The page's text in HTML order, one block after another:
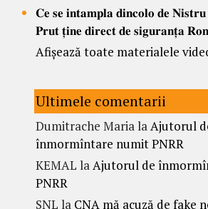
𝐂𝐞 𝐬𝐞 𝐢𝐧𝐭𝐚𝐦𝐩𝐥𝐚 𝐝𝐢𝐧𝐜𝐨𝐥𝐨 𝐝𝐞 𝐍𝐢𝐬𝐭𝐫𝐮
𝐏𝐫𝐮𝐭 𝐭̦𝐢𝐧𝐞 𝐝𝐢𝐫𝐞𝐜𝐭 𝐝𝐞 𝐬𝐢𝐠𝐮𝐫𝐚𝐧𝐭̦𝐚
Afișează toate materialele
Ultimele comentarii
Dumitrache MarialaAjutorul
înmormîntare numit PNRR
KEMAL laAjutorul de
PNRR
SNL la CNA mă acuză de fake